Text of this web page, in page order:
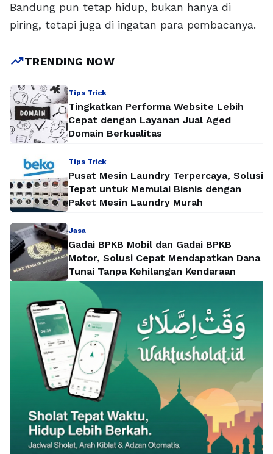
Bandung pun tetap hidup, bukan hanya di
piring, tetapi juga di ingatan para pembacanya.
trending_upTRENDING NOW
Tips Trick
Tingkatkan Performa Website Lebih
Cepat dengan Layanan Jual Aged
Domain Berkualitas
Tips Trick
Pusat Mesin Laundry Terpercaya, Solusi
Tepat untuk Memulai Bisnis dengan
Paket Mesin Laundry Murah
Jasa
Gadai BPKB Mobil dan Gadai BPKB
Motor, Solusi Cepat Mendapatkan Dana
Tunai Tanpa Kehilangan Kendaraan